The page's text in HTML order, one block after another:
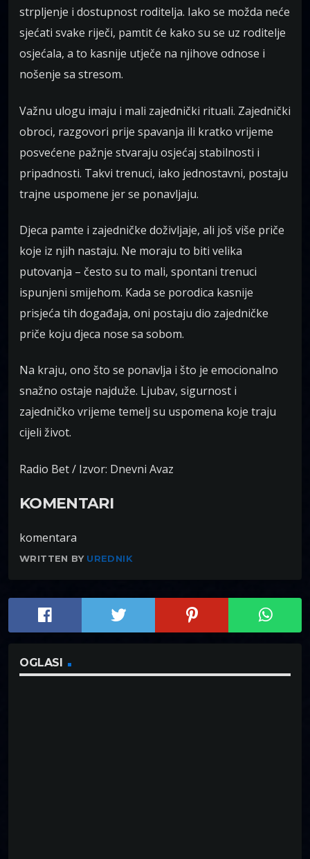
strpljenje i dostupnost roditelja. Iako se možda neće
sjećati svake riječi, pamtit će kako su se uz roditelje
osjećala, a to kasnije utječe na njihove odnose i
nošenje sa stresom.
Važnu ulogu imaju i mali zajednički rituali. Zajednički
obroci, razgovori prije spavanja ili kratko vrijeme
posvećene pažnje stvaraju osjećaj stabilnosti i
pripadnosti. Takvi trenuci, iako jednostavni, postaju
trajne uspomene jer se ponavljaju.
Djeca pamte i zajedničke doživljaje, ali još više priče
koje iz njih nastaju. Ne moraju to biti velika
putovanja – često su to mali, spontani trenuci
ispunjeni smijehom. Kada se porodica kasnije
prisjeća tih događaja, oni postaju dio zajedničke
priče koju djeca nose sa sobom.
Na kraju, ono što se ponavlja i što je emocionalno
snažno ostaje najduže. Ljubav, sigurnost i
zajedničko vrijeme temelj su uspomena koje traju
cijeli život.
Radio Bet / Izvor: Dnevni Avaz
KOMENTARI
komentara
WRITTEN BY UREDNIK
OGLASI